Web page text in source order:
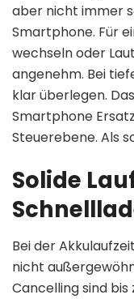
aber nicht immer
Smartphone. Für
wechseln oder
angenehm. Bei
klar überlegen.
Smartphone
Steuerebene. Als
Solide
Bei der
nicht
Cancelling sind bis